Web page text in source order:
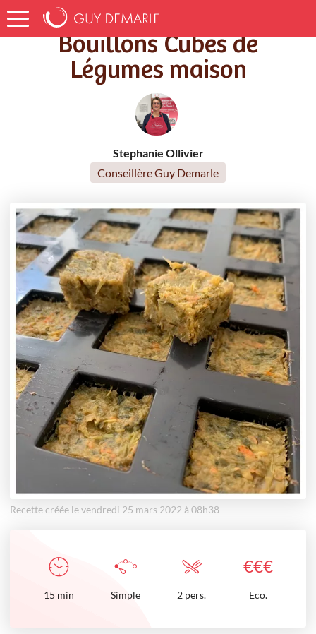
Accueil Recettes Bouillons Cubes de Légumes maison
Bouillons Cubes de
Légumes maison
Stephanie Ollivier
Conseillère Guy Demarle
Recette créée le vendredi 25 mars 2022 à 08h38
€€€
15 min Simple 2 pers. Eco.